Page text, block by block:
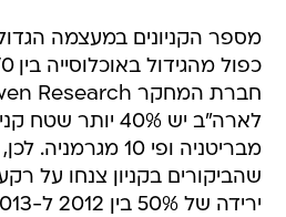
מספר הקניונים במעצמה
מבריטניה ופי 10
שהביקורים בקניון צנחו על